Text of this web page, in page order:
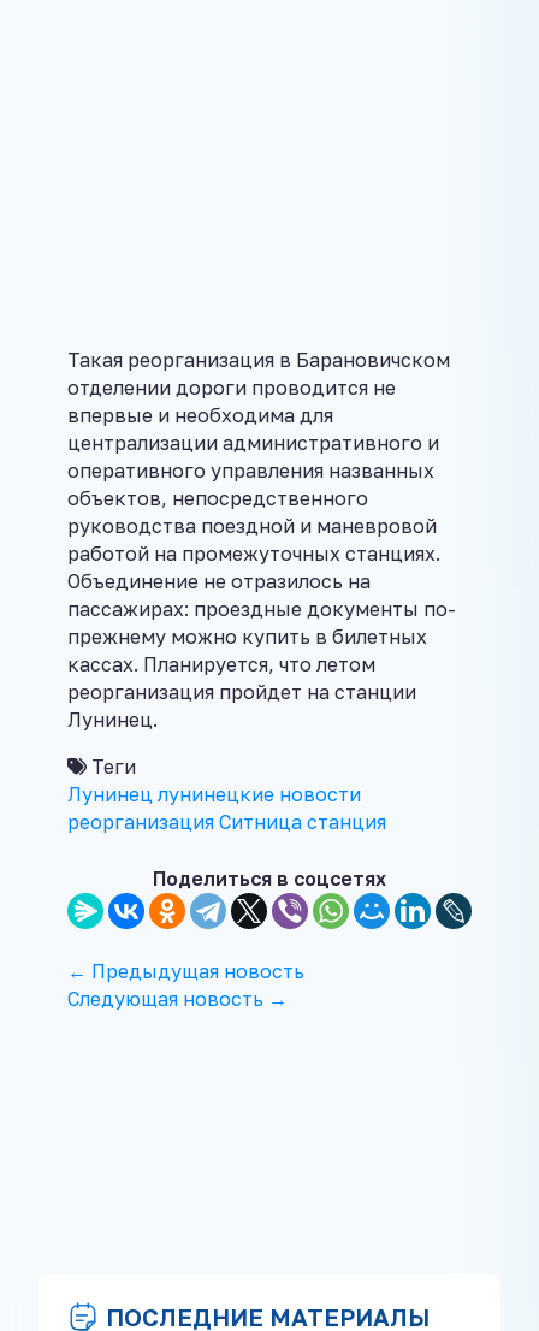
Такая реорганизация в Барановичском
отделении дороги проводится не
впервые и необходима для
централизации административного и
оперативного управления названных
объектов, непосредственного
руководства поездной и маневровой
работой на промежуточных станциях.
Объединение не отразилось на
пассажирах: проездные документы по-
прежнему можно купить в билетных
кассах. Планируется, что летом
реорганизация пройдет на станции
Лунинец.
Теги
Лунинец лунинецкие новости
реорганизация Ситница станция
Поделиться в соцсетях
← Предыдущая новость
Следующая новость →
ПОСЛЕДНИЕ МАТЕРИАЛЫ